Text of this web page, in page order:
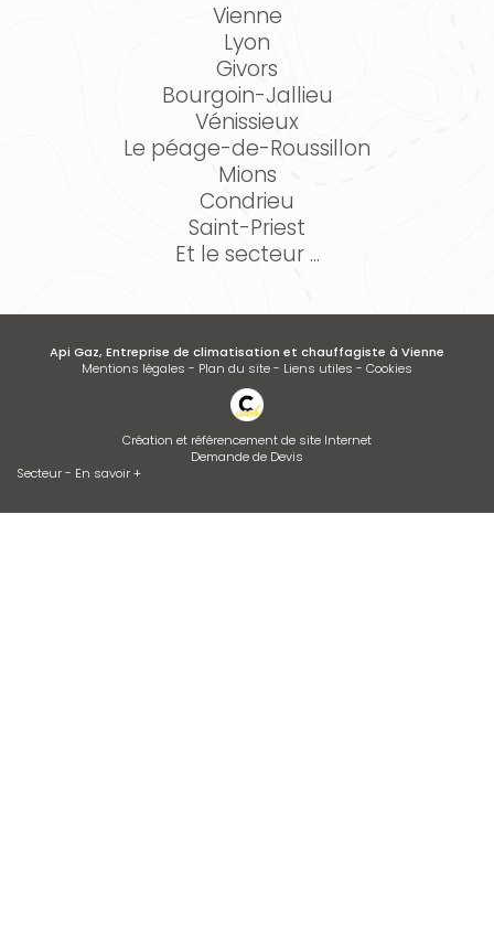
Vienne
Lyon
Givors
Bourgoin-Jallieu
Vénissieux
Le péage-de-Roussillon
Mions
Condrieu
Saint-Priest
Et le secteur ...
Api Gaz, Entreprise de climatisation et chauffagiste à Vienne
Mentions légales - Plan du site- Liens utiles - Cookies
Création et référencement de site Internet
Demande de Devis
Secteur- En savoir +